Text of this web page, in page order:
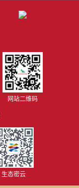
网站二维码
生态密云